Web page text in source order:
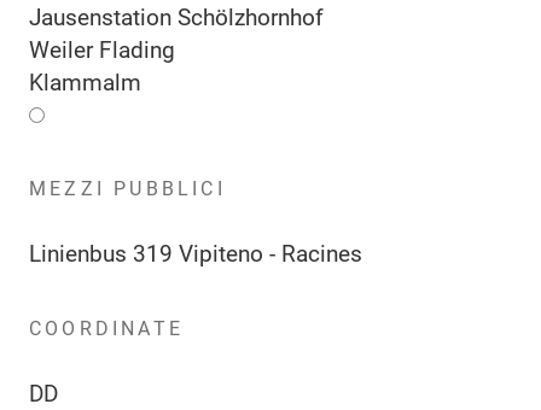
Jausenstation Schölzhornhof
Weiler Flading
Klammalm
MEZZI PUBBLICI
Linienbus 319 Vipiteno - Racines
COORDINATE
DD